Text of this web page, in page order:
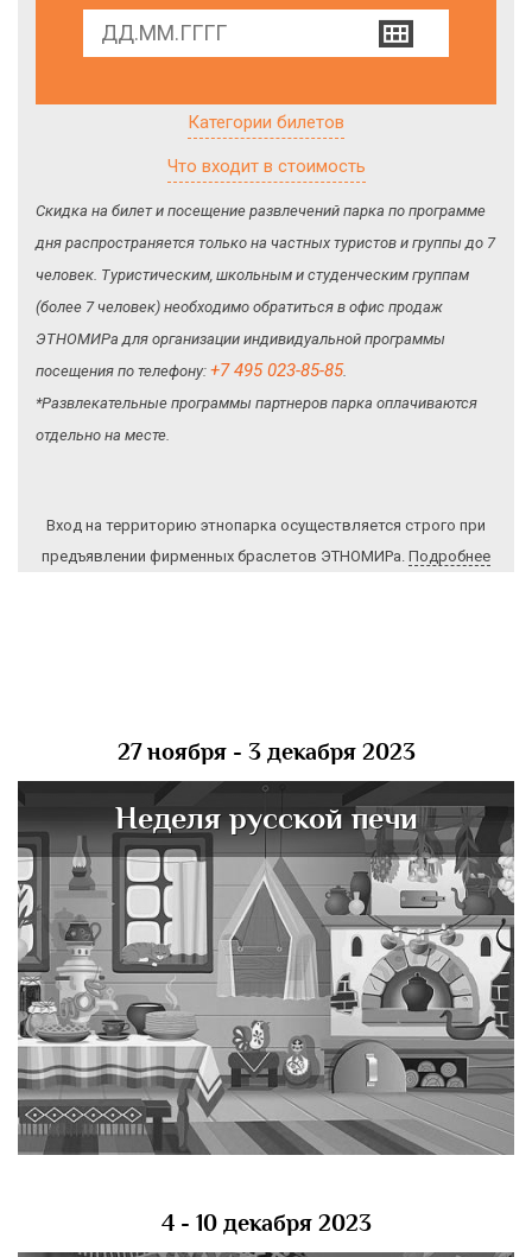
Категории билетов
Что входит в стоимость
Скидка на билет и посещение развлечений парка по программе
дня распространяется только на частных туристов и группы до 7
человек. Туристическим, школьным и студенческим группам
(более 7 человек) необходимо обратиться в офис продаж
ЭТНОМИРа для организации индивидуальной программы
посещения по телефону: +7 495 023-85-85.
*Развлекательные программы партнеров парка оплачиваются
отдельно на месте.
Вход на территорию этнопарка осуществляется строго при
предъявлении фирменных браслетов ЭТНОМИРа. Подробнее
27 ноября - 3 декабря 2023
Неделя русской печи
4 - 10 декабря 2023